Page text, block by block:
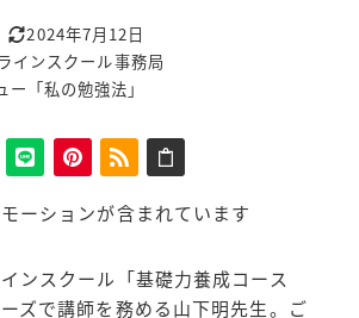
更新日
2024年7月12日
インスクール事務局
「私の勉強法」
ーションが含まれています
ンスクール「基礎力養成コース
ズで講師を務める山下明先生。ご